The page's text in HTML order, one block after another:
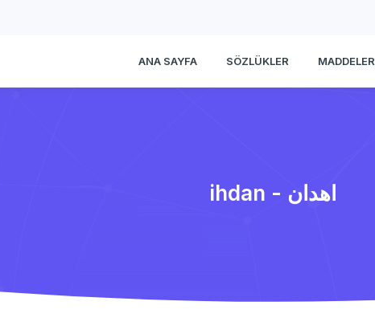
ANA SAYFA SÖZLÜKLER MADDELER
ihdan - اهدان